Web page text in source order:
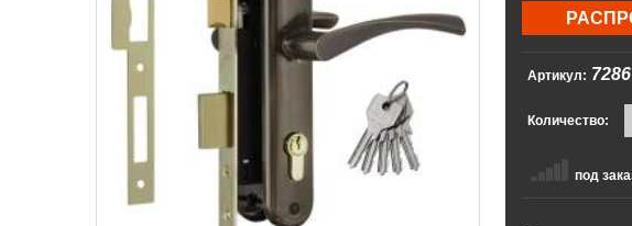
Артикул: 7286
Количество:
под